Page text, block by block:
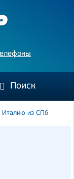
Поиск
Италию из СПб